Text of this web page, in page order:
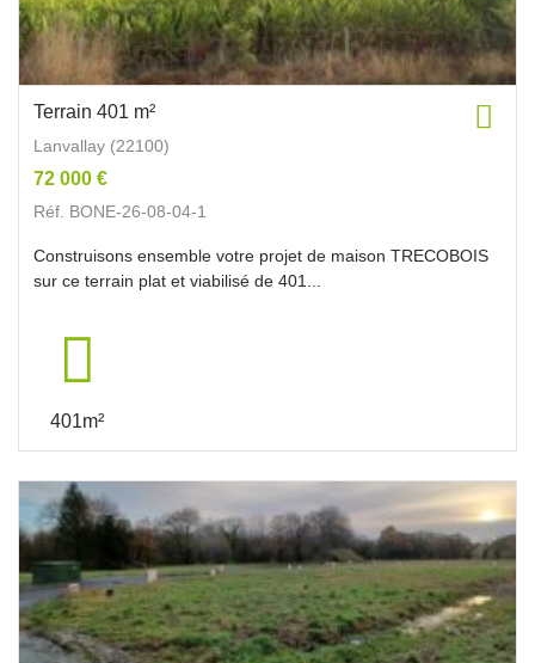
Terrain 401 m²
Lanvallay (22100)
72 000 €
Réf. BONE-26-08-04-1
Construisons ensemble votre projet de maison TRECOBOIS
sur ce terrain plat et viabilisé de 401...
401m²